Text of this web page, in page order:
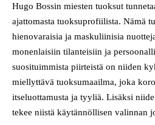
Hugo Bossin miesten tuoksut
ajattomasta tuoksuprofiilista. Nämä
hienovaraisia ja maskuliinisia
monenlaisiin tilanteisiin ja
suosituimmista piirteistä on niiden
miellyttävä tuoksumaailma, joka
itseluottamusta ja tyyliä. Lisäksi
tekee niistä käytännöllisen valinnan